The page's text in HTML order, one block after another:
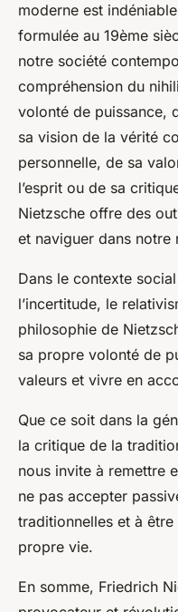
moderne est
formulée au 19ème
notre société
compréhension du
volonté de puissance,
sa vision de la vérité
personnelle, de sa
l’esprit ou de sa
Nietzsche offre des
et naviguer dans notre
Dans le contexte
l’incertitude, le
philosophie de
sa propre volonté de
valeurs et vivre en
Que ce soit dans la
la critique de la
nous invite à remettre
ne pas accepter
traditionnelles et à
propre vie.
En somme, Friedrich